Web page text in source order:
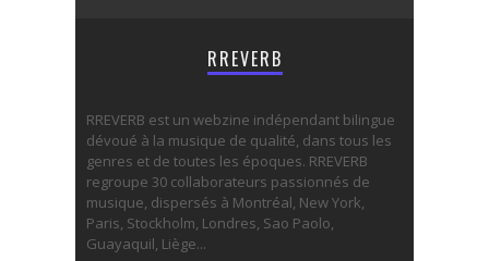
RREVERB
RREVERB est un webzine indépendant bilingue
dévoué à la musique de qualité, dans tous les
genres et de toutes les époques. RREVERB
regroupe 30 collaborateurs passionnés de
musique, dispersés à Montréal, New York,
Paris, Stockholm, Londres, Sao Paolo,
Guayaquil, Liège...